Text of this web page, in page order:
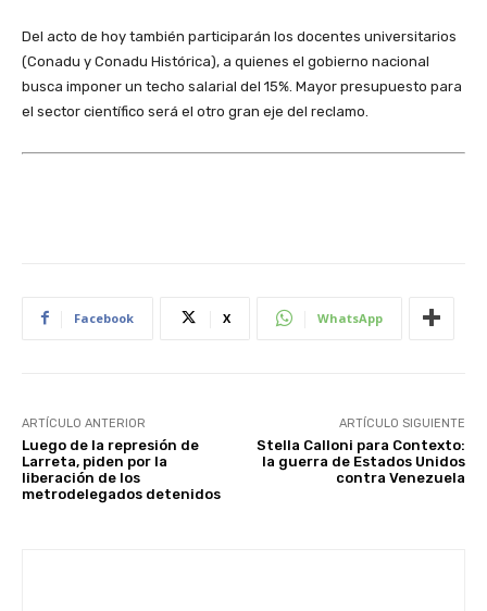
Del acto de hoy también participarán los docentes universitarios
(Conadu y Conadu Histórica), a quienes el gobierno nacional
busca imponer un techo salarial del 15%. Mayor presupuesto para
el sector científico será el otro gran eje del reclamo.
Facebook X WhatsApp
ARTÍCULO ANTERIOR
Luego de la represión de
Larreta, piden por la
liberación de los
metrodelegados detenidos
ARTÍCULO SIGUIENTE
Stella Calloni para Contexto:
la guerra de Estados Unidos
contra Venezuela